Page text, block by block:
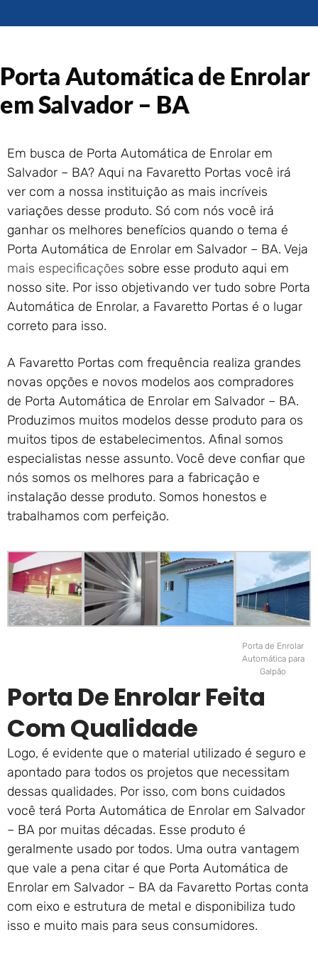
Enrolar em Queimados – RJ
Portão de Garagem de
Enrolar em Petrópolis – RJ
Enrolar em Nova Iguaçu – RJ
Portão de Garagem de
Enrolar em Nova Friburgo –
RJ
Porta Automática de Enrolar
em Salvador – BA
Em busca de Porta Automática de Enrolar em
Salvador – BA? Aqui na Favaretto Portas você irá
ver com a nossa instituição as mais incríveis
variações desse produto. Só com nós você irá
ganhar os melhores benefícios quando o tema é
Porta Automática de Enrolar em Salvador – BA. Veja
mais especificações sobre esse produto aqui em
nosso site. Por isso objetivando ver tudo sobre Porta
Automática de Enrolar, a Favaretto Portas é o lugar
correto para isso.
A Favaretto Portas com frequência realiza grandes
novas opções e novos modelos aos compradores
de Porta Automática de Enrolar em Salvador – BA.
Produzimos muitos modelos desse produto para os
muitos tipos de estabelecimentos. Afinal somos
especialistas nesse assunto. Você deve confiar que
nós somos os melhores para a fabricação e
instalação desse produto. Somos honestos e
trabalhamos com perfeição.
Porta de Enrolar
Automática para
Galpão
Porta De Enrolar Feita
Com Qualidade
Logo, é evidente que o material utilizado é seguro e
apontado para todos os projetos que necessitam
dessas qualidades. Por isso, com bons cuidados
você terá Porta Automática de Enrolar em Salvador
– BA por muitas décadas. Esse produto é
geralmente usado por todos. Uma outra vantagem
que vale a pena citar é que Porta Automática de
Enrolar em Salvador – BA da Favaretto Portas conta
com eixo e estrutura de metal e disponibiliza tudo
isso e muito mais para seus consumidores.